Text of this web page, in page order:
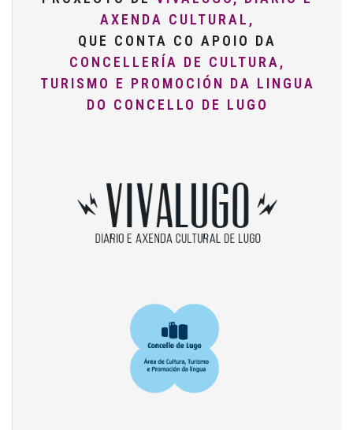
AXENDA CULTURAL,
QUE CONTA CO APOIO DA
CONCELLERÍA DE CULTURA,
TURISMO E PROMOCIÓN DA LINGUA
DO CONCELLO DE LUGO